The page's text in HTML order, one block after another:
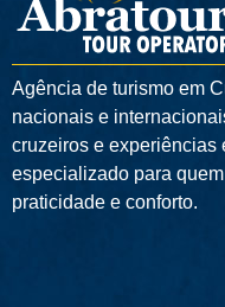
Agência de turismo em
nacionais e
cruzeiros e experiências
especializado para
praticidade e conforto.